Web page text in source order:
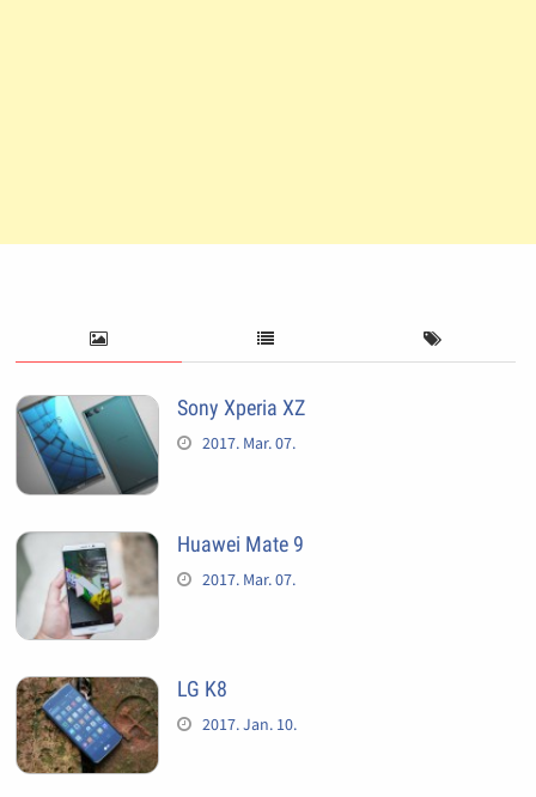
Sony Xperia XZ
2017. Mar. 07.
Huawei Mate 9
2017. Mar. 07.
LG K8
2017. Jan. 10.